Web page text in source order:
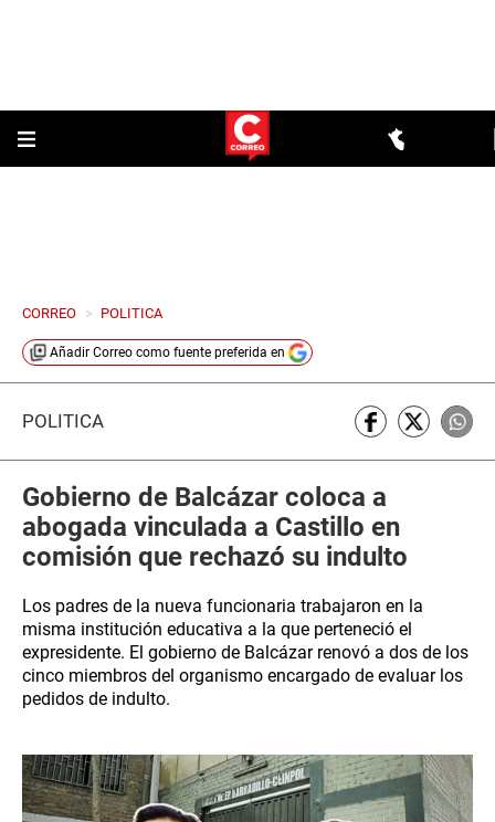
CORREO > POLITICA
Añadir Correo como fuente preferida en
POLÍTICA
Gobierno de Balcázar coloca a
abogada vinculada a Castillo en
comisión que rechazó su indulto
Los padres de la nueva funcionaria trabajaron en la
misma institución educativa a la que perteneció el
expresidente. El gobierno de Balcázar renovó a dos de los
cinco miembros del organismo encargado de evaluar los
pedidos de indulto.